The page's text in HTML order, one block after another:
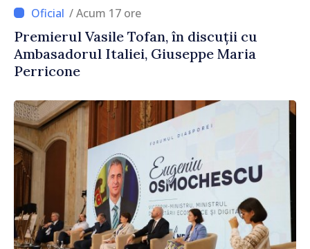
/ Acum 17 ore
Premierul Vasile Tofan, în discuții cu
Ambasadorul Italiei, Giuseppe Maria
Perricone